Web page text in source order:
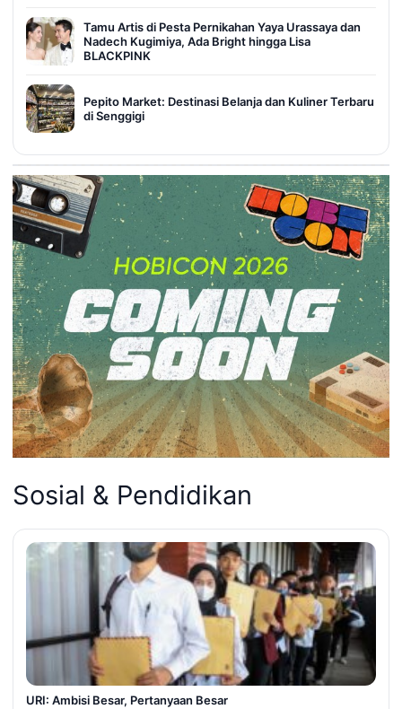
Tamu Artis di Pesta Pernikahan Yaya Urassaya dan
Nadech Kugimiya, Ada Bright hingga Lisa
BLACKPINK
Pepito Market: Destinasi Belanja dan Kuliner Terbaru
di Senggigi
Sosial & Pendidikan
URI: Ambisi Besar, Pertanyaan Besar